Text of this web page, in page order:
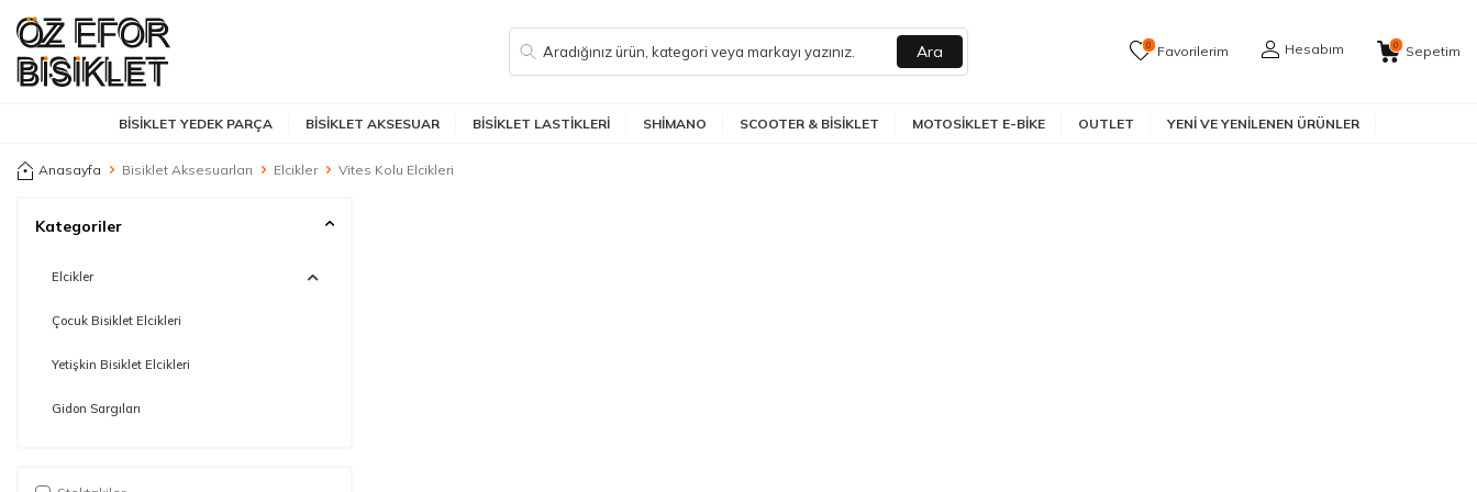
Ara 0 Favorilerim Hesabım 0 Sepetim
BISIKLET YEDEK PARÇA BISIKLET AKSESUAR BISIKLET LASTIKLERI SHIMANO SCOOTER & BISIKLET MOTOSIKLET E-BIKE OUTLET YENI VE YENILENEN ÜRÜNLER
Anasayfa Bisiklet Aksesuarları Elcikler Vites Kolu Elcikleri
Kategoriler
Elcikler
Çocuk Bisiklet Elcikleri
Yetişkin Bisiklet Elcikleri
Gidon Sargıları